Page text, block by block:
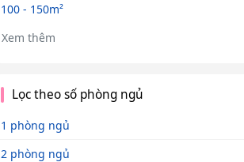
100 - 150m²
Xem thêm
Lọc theo số phòng ngủ
1 phòng ngủ
2 phòng ngủ